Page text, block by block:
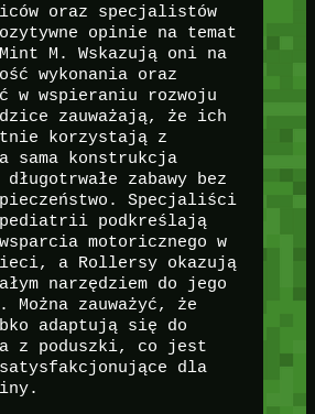
oraz specjalistów
opinie na temat
M. Wskazują oni na
wykonania oraz
w wspieraniu rozwoju
zauważają, że ich
korzystają z
sama konstrukcja
zabawy bez
Specjaliści
podkreślają
motoricznego w
a Rollersy okazują
narzędziem do jego
zauważyć, że
adaptują się do
z poduszki, co jest
dla